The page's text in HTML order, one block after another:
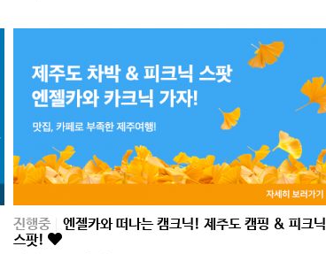
진행중
엔젤카와 떠나는 캠크닉! 제주도 캠핑 & 피크닉
스팟!